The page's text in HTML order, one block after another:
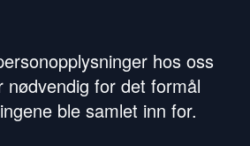
hos oss
nødvendig for det formål
ble samlet inn for.